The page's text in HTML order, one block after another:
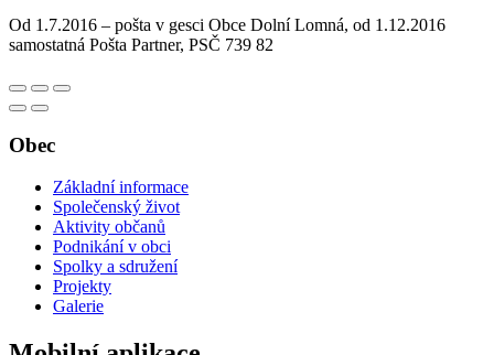
Od 1.7.2016 – pošta v gesci Obce Dolní Lomná, od 1.12.2016
samostatná Pošta Partner, PSČ 739 82
Obec
Základní informace
Společenský život
Aktivity občanů
Podnikání v obci
Spolky a sdružení
Projekty
Galerie